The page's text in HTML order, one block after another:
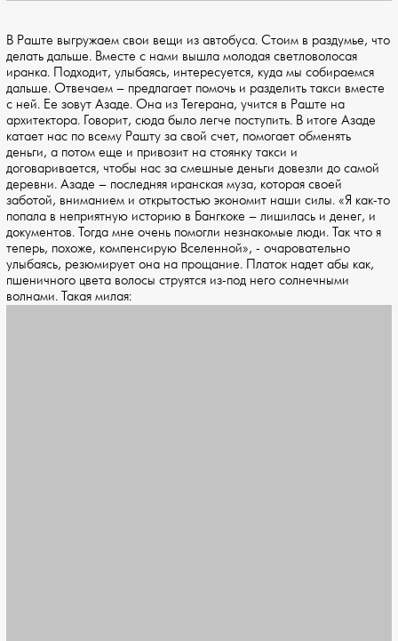
В Раште выгружаем свои вещи из автобуса. Стоим в раздумье, что
делать дальше. Вместе с нами вышла молодая светловолосая
иранка. Подходит, улыбаясь, интересуется, куда мы собираемся
дальше. Отвечаем – предлагает помочь и разделить такси вместе
с ней. Ее зовут Азаде. Она из Тегерана, учится в Раште на
архитектора. Говорит, сюда было легче поступить. В итоге Азаде
катает нас по всему Рашту за свой счет, помогает обменять
деньги, а потом еще и привозит на стоянку такси и
договаривается, чтобы нас за смешные деньги довезли до самой
деревни. Азаде – последняя иранская муза, которая своей
заботой, вниманием и открытостью экономит наши силы. «Я как-то
попала в неприятную историю в Бангкоке – лишилась и денег, и
документов. Тогда мне очень помогли незнакомые люди. Так что я
теперь, похоже, компенсирую Вселенной», - очаровательно
улыбаясь, резюмирует она на прощание. Платок надет абы как,
пшеничного цвета волосы струятся из-под него солнечными
волнами. Такая милая: